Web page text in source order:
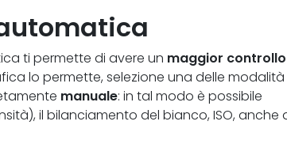
ti permette di avere un maggior controllo
lo permette, selezione una delle
manuale: in tal modo è possibile
il bilanciamento del bianco, ISO, anche